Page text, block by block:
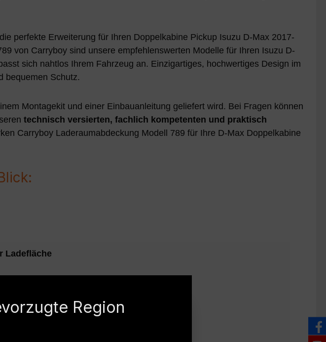
perfekte Erweiterung für Ihren Doppelkabine Pickup Isuzu D-Max 2017-
von Carryboy sind unsere empfehlenswerten Modelle für Ihren Isuzu D-
sich nahtlos Ihrem Fahrzeug an. Einzigartiges, hochwertiges Design im
bequemen Schutz.
Montagekit und einer Einbauanleitung geliefert wird. Bei Fragen können
technisch versierten, fachlich kompetenten und praktisch
Carryboy Laderaumabdeckung Modell 789 für Ihre D-Max Doppelkabine
Ladefläche
Region